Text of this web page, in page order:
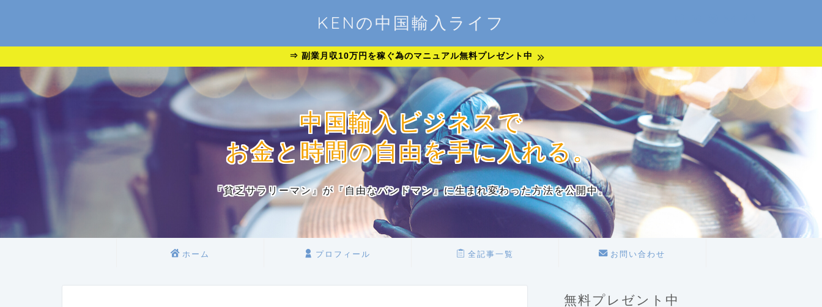
KENの中国輸入ライフ
⇒ 副業月収10万円を稼ぐ為のマニュアル無料プレゼント中
中国輸入ビジネスで
お金と時間の自由を手に入れる。
『貧乏サラリーマン』が『自由なバンドマン』に生まれ変わった方法を公開中。
ホーム プロフィール 全記事一覧 お問い合わせ
無料プレゼント中